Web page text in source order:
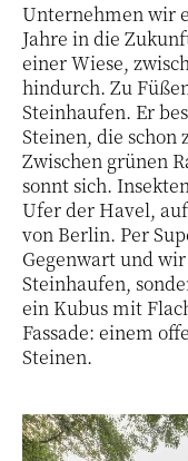
Unternehmen wir
Jahre in die
einer Wiese,
hindurch. Zu
Steinhaufen. Er
Steinen, die
Zwischen grünen
sonnt sich.
Ufer der Havel,
von Berlin. Per
Gegenwart und
Steinhaufen,
ein Kubus mit
Fassade: einem
Steinen.